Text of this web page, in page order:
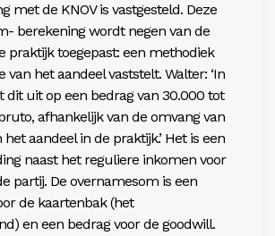
met de KNOV is vastgesteld. Deze
berekening wordt negen van de
praktijk toegepast: een methodiek
van het aandeel vaststelt. Walter: ‘In
dit uit op een bedrag van 30.000 tot
afhankelijk van de omvang van
aandeel in de praktijk.’ Het is een
naast het reguliere inkomen voor
partij. De overnamesom is een
de kaartenbak (het
en een bedrag voor de goodwill.